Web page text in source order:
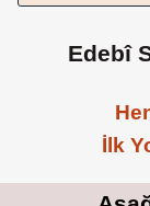
Edebî
İlk